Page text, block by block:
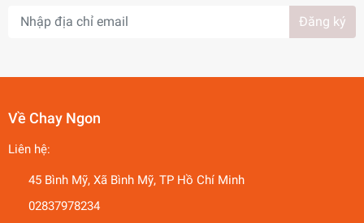
Đăng ký
Về Chay Ngon
Liên hệ:
45 Bình Mỹ, Xã Bình Mỹ, TP Hồ Chí Minh
02837978234